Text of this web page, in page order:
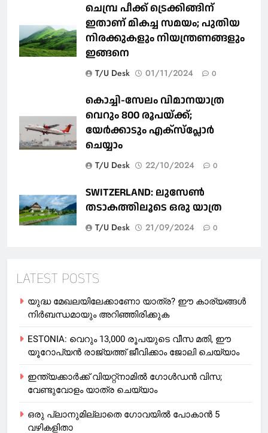
ചെമ്പ്ര പീക്ക് ട്രെക്കിങ്ങിന്
ഇതാണ് മികച്ച സമയം; പുതിയ
നിരക്കുകളും നിയന്ത്രണങ്ങളും
ഇങ്ങനെ
T/U Desk 01/11/2024 0
കൊച്ചി-സേലം വിമാനയാത്ര
വെറും 800 രൂപയ്ക്ക്;
യേർക്കാടും എക്‌സ്‌പ്ലോര്‍
ചെയ്യാം
T/U Desk 22/10/2024 0
SWITZERLAND: ലുസേൺ
തടാകത്തിലൂടെ ഒരു യാത്ര
T/U Desk 21/09/2024 0
LATEST POSTS
യുദ്ധ മേഖലയിലേക്കാണോ യാത്ര? ഈ കാര്യങ്ങള്‍
നിര്‍ബന്ധമായും അറിഞ്ഞിരിക്കുക
ESTONIA: വെറും 13,000 രൂപയുടെ വീസ മതി, ഈ
യൂറോപ്യന്‍ രാജ്യത്ത് ജീവിക്കാം ജോലി ചെയ്യാം
ഇന്ത്യക്കാർക്ക് വിയറ്റ്‌നാമില്‍ ഗോള്‍ഡന്‍ വിസ;
വേണ്ടുവോളം യാത്ര ചെയ്യാം
ഒരു പ്ലാനുമില്ലാതെ ഗോവയില്‍ പോകാൻ 5
വഴികളിതാ